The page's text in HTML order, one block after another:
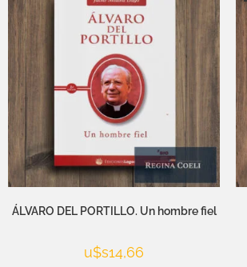
ÁLVARO DEL PORTILLO. Un hombre fiel
u$s14,66